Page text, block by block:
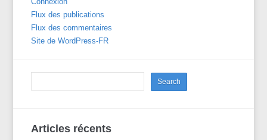
Flux des publications
Flux des commentaires
Site de WordPress-FR
Articles récents